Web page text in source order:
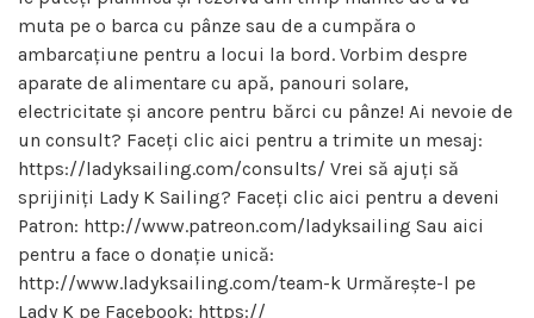
muta pe o barca cu pânze sau de a cumpăra o
ambarcațiune pentru a locui la bord. Vorbim despre
aparate de alimentare cu apă, panouri solare,
electricitate și ancore pentru bărci cu pânze! Ai nevoie de
un consult? Faceți clic aici pentru a trimite un mesaj:
https://ladyksailing.com/consults/ Vrei să ajuți să
sprijiniți Lady K Sailing? Faceți clic aici pentru a deveni
Patron: http://www.patreon.com/ladyksailing Sau aici
pentru a face o donație unică:
http://www.ladyksailing.com/team-k Urmărește-l pe
Lady K pe Facebook: https://